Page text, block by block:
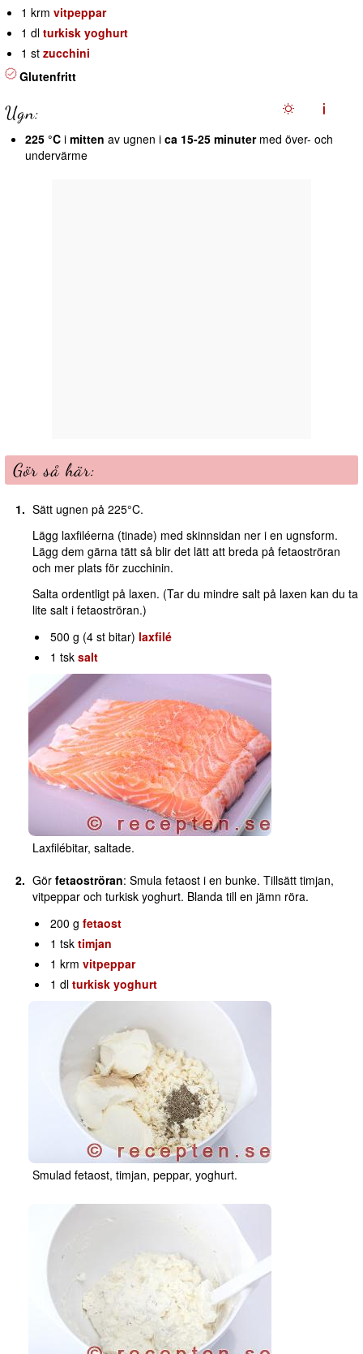
1 krm vitpeppar
1 dl turkisk yoghurt
1 st zucchini
Glutenfritt
Ugn:
225 °C i mitten av ugnen i ca 15-25 minutermed över- och
undervärme
Gör så här:
Sätt ugnen på 225°C.
Lägg laxfiléerna (tinade) med skinnsidan ner i en ugnsform.
Lägg dem gärna tätt så blir det lätt att breda på fetaoströran
och mer plats för zucchinin.
Salta ordentligt på laxen. (Tar du mindre salt på laxen kan du ta
lite salt i fetaoströran.)
500 g (4 st bitar) laxfilé
1 tsksalt
Laxfilébitar, saltade.
Gör fetaoströran: Smula fetaost i en bunke. Tillsätt timjan,
vitpeppar och turkisk yoghurt. Blanda till en jämn röra.
200 gfetaost
1 tsktimjan
1 krmvitpeppar
1 dlturkisk yoghurt
Smulad fetaost, timjan, peppar, yoghurt.